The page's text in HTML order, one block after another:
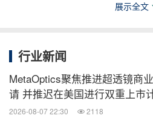
导者灵犀微光创始人兼CEO
双循环格局下的隐形冠军
随着科技力量的加强，做大做
追求。在双循环格局下，中国
展示全文
行业新闻
MetaOptics聚焦推进超透镜商
请 并推迟在美国进行双重上市
2026-08-07 22:30 2118